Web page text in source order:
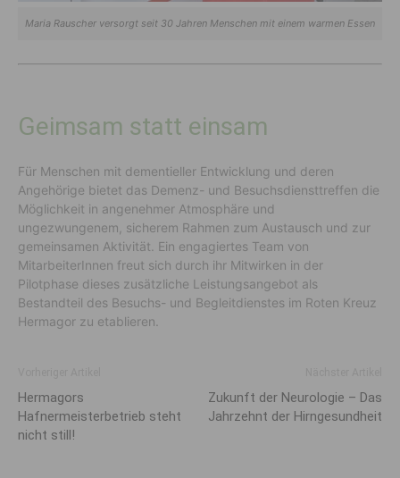
Maria Rauscher versorgt seit 30 Jahren Menschen mit einem warmen Essen
Geimsam statt einsam
Für Menschen mit dementieller Entwicklung und deren
Angehörige bietet das Demenz- und Besuchsdiensttreffen die
Möglichkeit in angenehmer Atmosphäre und
ungezwungenem, sicherem Rahmen zum Austausch und zur
gemeinsamen Aktivität. Ein engagiertes Team von
MitarbeiterInnen freut sich durch ihr Mitwirken in der
Pilotphase dieses zusätzliche Leistungsangebot als
Bestandteil des Besuchs- und Begleitdienstes im Roten Kreuz
Hermagor zu etablieren.
Hermagors
Hafnermeisterbetrieb steht
nicht still!
Zukunft der Neurologie – Das
Jahrzehnt der Hirngesundheit